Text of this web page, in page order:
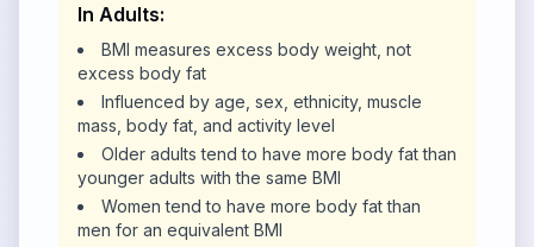
In Adults:
BMI measures excess body weight, not
excess body fat
Influenced by age, sex, ethnicity, muscle
mass, body fat, and activity level
Older adults tend to have more body fat than
younger adults with the same BMI
Women tend to have more body fat than
men for an equivalent BMI